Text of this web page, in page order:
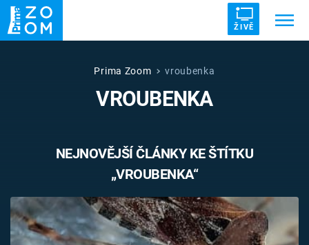
ŽIVĚ
DRUHÁ SVĚTOVÁ VÁLKA
VETŘELCI DÁVNOVĚKU
Témata
Prima Zoom vroubenka
VROUBENKA
NEJNOVĚJŠÍ ČLÁNKY KE ŠTÍTKU
„VROUBENKA“